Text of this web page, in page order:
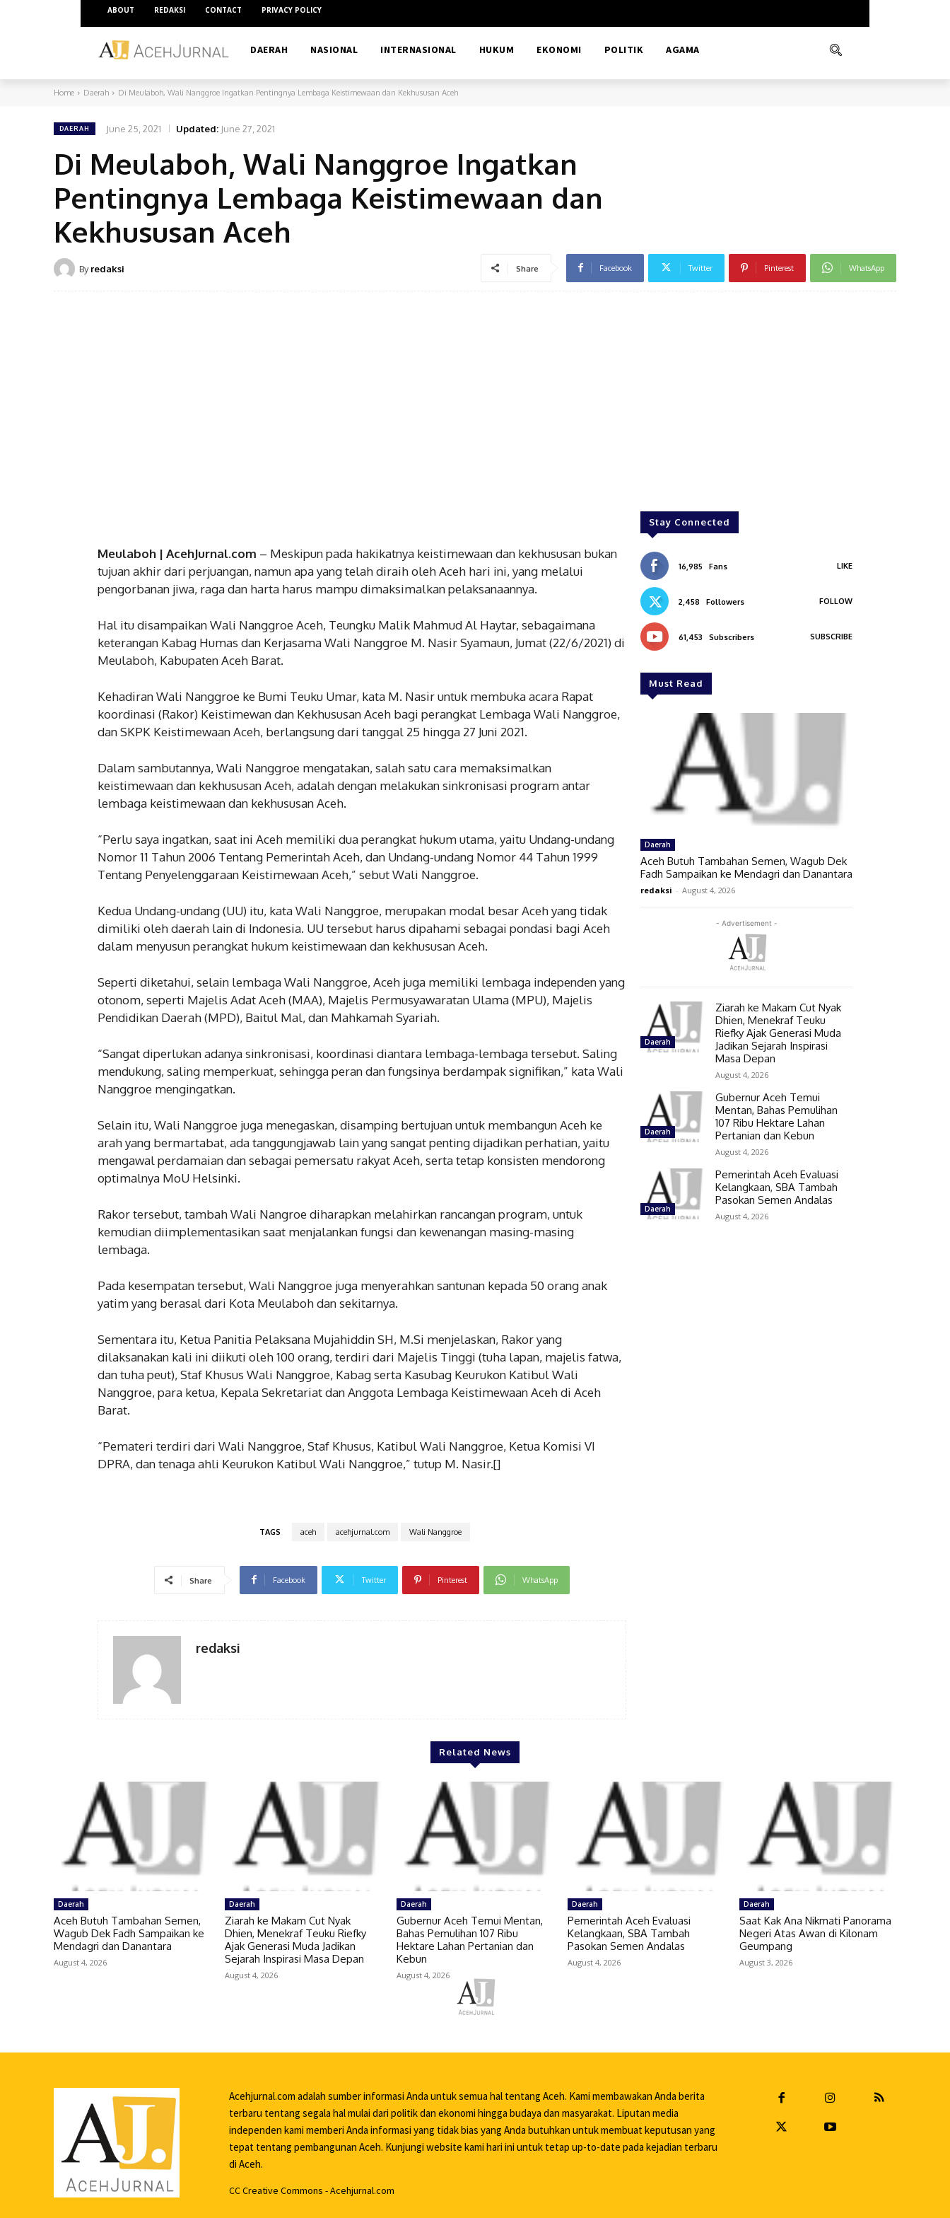
ABOUT REDAKSI CONTACT PRIVACY POLICY
DAERAH NASIONAL INTERNASIONAL HUKUM EKONOMI POLITIK AGAMA
Home Daerah Di Meulaboh, Wali Nanggroe Ingatkan Pentingnya Lembaga Keistimewaan dan Kekhususan Aceh
DAERAH June 25, 2021 Updated: June 27, 2021
Di Meulaboh, Wali Nanggroe Ingatkan
Pentingnya Lembaga Keistimewaan dan
Kekhususan Aceh
By redaksi Share Facebook Twitter Pinterest WhatsApp
Meulaboh | AcehJurnal.com – Meskipun pada hakikatnya keistimewaan dan kekhususan bukan
tujuan akhir dari perjuangan, namun apa yang telah diraih oleh Aceh hari ini, yang melalui
pengorbanan jiwa, raga dan harta harus mampu dimaksimalkan pelaksanaannya.
Hal itu disampaikan Wali Nanggroe Aceh, Teungku Malik Mahmud Al Haytar, sebagaimana
keterangan Kabag Humas dan Kerjasama Wali Nanggroe M. Nasir Syamaun, Jumat (22/6/2021) di
Meulaboh, Kabupaten Aceh Barat.
Kehadiran Wali Nanggroe ke Bumi Teuku Umar, kata M. Nasir untuk membuka acara Rapat
koordinasi (Rakor) Keistimewan dan Kekhususan Aceh bagi perangkat Lembaga Wali Nanggroe,
dan SKPK Keistimewaan Aceh, berlangsung dari tanggal 25 hingga 27 Juni 2021.
Dalam sambutannya, Wali Nanggroe mengatakan, salah satu cara memaksimalkan
keistimewaan dan kekhususan Aceh, adalah dengan melakukan sinkronisasi program antar
lembaga keistimewaan dan kekhususan Aceh.
“Perlu saya ingatkan, saat ini Aceh memiliki dua perangkat hukum utama, yaitu Undang-undang
Nomor 11 Tahun 2006 Tentang Pemerintah Aceh, dan Undang-undang Nomor 44 Tahun 1999
Tentang Penyelenggaraan Keistimewaan Aceh,” sebut Wali Nanggroe.
Kedua Undang-undang (UU) itu, kata Wali Nanggroe, merupakan modal besar Aceh yang tidak
dimiliki oleh daerah lain di Indonesia. UU tersebut harus dipahami sebagai pondasi bagi Aceh
dalam menyusun perangkat hukum keistimewaan dan kekhususan Aceh.
Seperti diketahui, selain lembaga Wali Nanggroe, Aceh juga memiliki lembaga independen yang
otonom, seperti Majelis Adat Aceh (MAA), Majelis Permusyawaratan Ulama (MPU), Majelis
Pendidikan Daerah (MPD), Baitul Mal, dan Mahkamah Syariah.
“Sangat diperlukan adanya sinkronisasi, koordinasi diantara lembaga-lembaga tersebut. Saling
mendukung, saling memperkuat, sehingga peran dan fungsinya berdampak signifikan,” kata Wali
Nanggroe mengingatkan.
Selain itu, Wali Nanggroe juga menegaskan, disamping bertujuan untuk membangun Aceh ke
arah yang bermartabat, ada tanggungjawab lain yang sangat penting dijadikan perhatian, yaitu
mengawal perdamaian dan sebagai pemersatu rakyat Aceh, serta tetap konsisten mendorong
optimalnya MoU Helsinki.
Rakor tersebut, tambah Wali Nangroe diharapkan melahirkan rancangan program, untuk
kemudian diimplementasikan saat menjalankan fungsi dan kewenangan masing-masing
lembaga.
Pada kesempatan tersebut, Wali Nanggroe juga menyerahkan santunan kepada 50 orang anak
yatim yang berasal dari Kota Meulaboh dan sekitarnya.
Sementara itu, Ketua Panitia Pelaksana Mujahiddin SH, M.Si menjelaskan, Rakor yang
dilaksanakan kali ini diikuti oleh 100 orang, terdiri dari Majelis Tinggi (tuha lapan, majelis fatwa,
dan tuha peut), Staf Khusus Wali Nanggroe, Kabag serta Kasubag Keurukon Katibul Wali
Nanggroe, para ketua, Kepala Sekretariat dan Anggota Lembaga Keistimewaan Aceh di Aceh
Barat.
“Pemateri terdiri dari Wali Nanggroe, Staf Khusus, Katibul Wali Nanggroe, Ketua Komisi VI
DPRA, dan tenaga ahli Keurukon Katibul Wali Nanggroe,” tutup M. Nasir.[]
TAGS aceh acehjurnal.com Wali Nanggroe
Share Facebook Twitter Pinterest WhatsApp
redaksi
Stay Connected
16,985 Fans LIKE
2,458 Followers FOLLOW
61,453 Subscribers SUBSCRIBE
Must Read
Daerah
Aceh Butuh Tambahan Semen, Wagub Dek
Fadh Sampaikan ke Mendagri dan Danantara
redaksi - August 4, 2026
- Advertisement -
Daerah
Ziarah ke Makam Cut Nyak
Dhien, Menekraf Teuku
Riefky Ajak Generasi Muda
Jadikan Sejarah Inspirasi
Masa Depan
August 4, 2026
Daerah
Gubernur Aceh Temui
Mentan, Bahas Pemulihan
107 Ribu Hektare Lahan
Pertanian dan Kebun
August 4, 2026
Daerah
Pemerintah Aceh Evaluasi
Kelangkaan, SBA Tambah
Pasokan Semen Andalas
August 4, 2026
Related News
Daerah
Aceh Butuh Tambahan Semen,
Wagub Dek Fadh Sampaikan ke
Mendagri dan Danantara
August 4, 2026
Daerah
Ziarah ke Makam Cut Nyak
Dhien, Menekraf Teuku Riefky
Ajak Generasi Muda Jadikan
Sejarah Inspirasi Masa Depan
August 4, 2026
Daerah
Gubernur Aceh Temui Mentan,
Bahas Pemulihan 107 Ribu
Hektare Lahan Pertanian dan
Kebun
August 4, 2026
Daerah
Pemerintah Aceh Evaluasi
Kelangkaan, SBA Tambah
Pasokan Semen Andalas
August 4, 2026
Daerah
Saat Kak Ana Nikmati Panorama
Negeri Atas Awan di Kilonam
Geumpang
August 3, 2026
Acehjurnal.com adalah sumber informasi Anda untuk semua hal tentang Aceh. Kami membawakan Anda berita
terbaru tentang segala hal mulai dari politik dan ekonomi hingga budaya dan masyarakat. Liputan media
independen kami memberi Anda informasi yang tidak bias yang Anda butuhkan untuk membuat keputusan yang
tepat tentang pembangunan Aceh. Kunjungi website kami hari ini untuk tetap up-to-date pada kejadian terbaru
di Aceh.
CC Creative Commons - Acehjurnal.com